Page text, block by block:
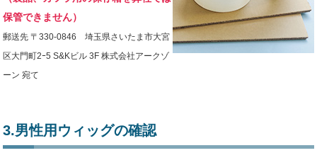
保管できません）
郵送先 〒330-0846 埼玉県さいたま市大宮
区大門町2ｰ5 S&Kビル 3F 株式会社アークゾ
ーン 宛て
3.男性用ウィッグの確認